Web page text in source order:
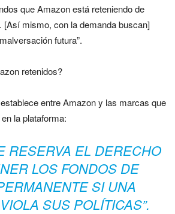
que Amazon está reteniendo de
[Así mismo, con la demanda buscan]
futura”.
retenidos?
entre Amazon y las marcas que
la plataforma:
RESERVA EL DERECHO
LOS FONDOS DE
SI UNA
SUS POLÍTICAS”.